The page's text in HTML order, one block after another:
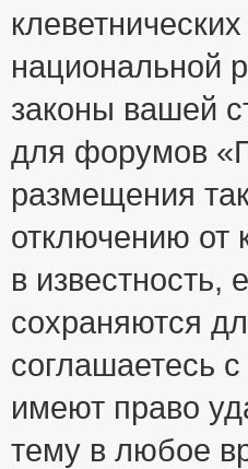
национальной
законы вашей
для форумов
размещения
отключению от
в
сохраняются
соглашаетесь
имеют право
тему в любое